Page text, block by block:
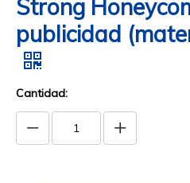
Strong
publicidad
Cantidad: